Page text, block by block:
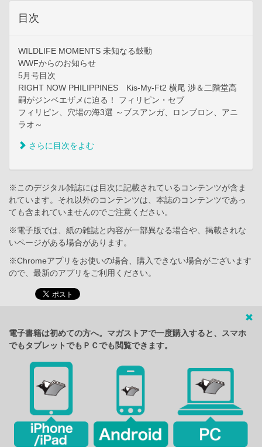
目次
WILDLIFE MOMENTS 未知なる鼓動
WWFからのお知らせ
5月号目次
RIGHT NOW PHILIPPINES Kis-My-Ft2 横尾 渉＆二階堂高
嗣がジンベエザメに迫る！ フィリピン・セブ
フィリピン、穴場の海3選 ～ブスアンガ、ロンブロン、アニ
ラオ～
さらに目次をよむ
※このデジタル雑誌には目次に記載されているコンテンツが含ま
れています。それ以外のコンテンツは、本誌のコンテンツであっ
ても含まれていませんのでご注意ください。
※電子版では、紙の雑誌と内容が一部異なる場合や、掲載されな
いページがある場合があります。
※Chromeアプリをお使いの場合、購入できない場合がございます
ので、最新のアプリをご利用ください。
電子書籍は初めての方へ。マガストアで一度購入すると、スマホ
でもタブレットでもＰＣでも閲覧できます。